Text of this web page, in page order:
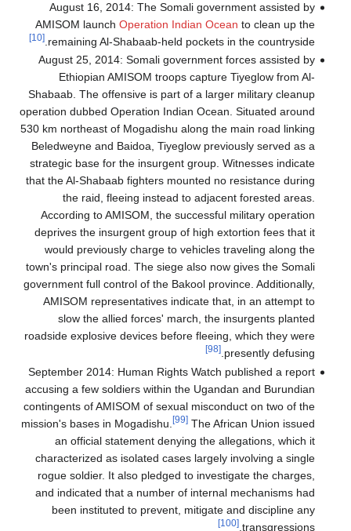
August 16, 2014: The Somali government assisted by
AMISOM launch Operation Indian Ocean to clean up the
remaining Al-Shabaab-held pockets in the countryside.
[10]
August 25, 2014: Somali government forces assisted by
Ethiopian AMISOM troops capture Tiyeglow from Al-
Shabaab. The offensive is part of a larger military cleanup
operation dubbed Operation Indian Ocean. Situated around
530 km northeast of Mogadishu along the main road linking
Beledweyne and Baidoa, Tiyeglow previously served as a
strategic base for the insurgent group. Witnesses indicate
that the Al-Shabaab fighters mounted no resistance during
the raid, fleeing instead to adjacent forested areas.
According to AMISOM, the successful military operation
deprives the insurgent group of high extortion fees that it
would previously charge to vehicles traveling along the
town's principal road. The siege also now gives the Somali
government full control of the Bakool province. Additionally,
AMISOM representatives indicate that, in an attempt to
slow the allied forces' march, the insurgents planted
roadside explosive devices before fleeing, which they were
presently defusing.
[98]
September 2014: Human Rights Watch published a report
accusing a few soldiers within the Ugandan and Burundian
contingents of AMISOM of sexual misconduct on two of the
mission's bases in Mogadishu.
[99]The African Union issued
an official statement denying the allegations, which it
characterized as isolated cases largely involving a single
rogue soldier. It also pledged to investigate the charges,
and indicated that a number of internal mechanisms had
been instituted to prevent, mitigate and discipline any
transgressions.
[100]